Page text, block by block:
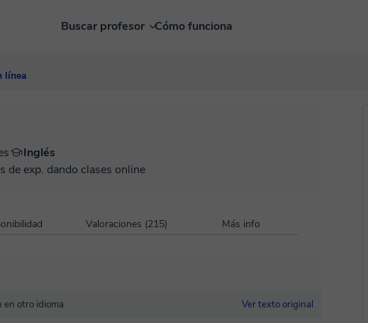
Buscar profesor Cómo funciona
línea
Inglés
de exp. dando clases online
Valoraciones (215) Más info
en otro idioma Ver texto original